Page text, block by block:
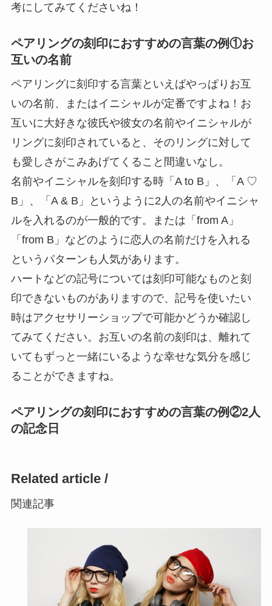
考にしてみてくださいね！
ペアリングの刻印におすすめの言葉の例①お
互いの名前
ペアリングに刻印する言葉といえばやっぱりお互
いの名前、またはイニシャルが定番ですよね！お
互いに大好きな彼氏や彼女の名前やイニシャルが
リングに刻印されていると、そのリングに対して
も愛しさがこみあげてくること間違いなし。
名前やイニシャルを刻印する時「A to B」、「A ♡
B」、「A & B」というように2人の名前やイニシャ
ルを入れるのが一般的です。または「from A」
「from B」などのように恋人の名前だけを入れる
というパターンも人気があります。
ハートなどの記号については刻印可能なものと刻
印できないものがありますので、記号を使いたい
時はアクセサリーショップで可能かどうか確認し
てみてください。お互いの名前の刻印は、離れて
いてもずっと一緒にいるような幸せな気分を感じ
ることができますね。
ペアリングの刻印におすすめの言葉の例②2人
の記念日
Related article /
関連記事